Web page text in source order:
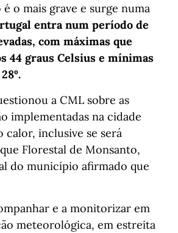
o mais grave e surge numa
entra num período de
com máximas que
44 graus Celsius e mínimas
a CML sobre as
implementadas na cidade
calor, inclusive se será
Florestal de Monsanto,
do município afirmado que
e a monitorizar em
meteorológica, em estreita